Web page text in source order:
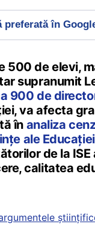
preferată în
500 de elevi,
supranumit
900 de
va afecta
în analiza
ale Educației
de la
calitatea